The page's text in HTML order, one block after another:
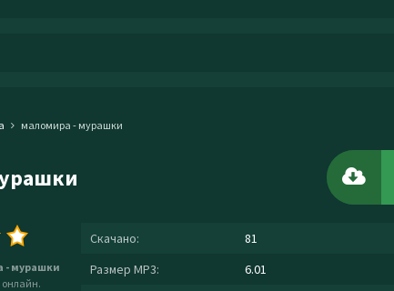
маломира - мурашки
- мурашки
онлайн.
Скачано:
81
Размер MP3:
6.01